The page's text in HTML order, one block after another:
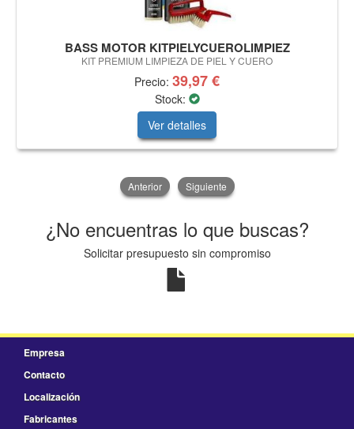
BASS MOTOR KITPIELYCUEROLIMPIEZ
KIT PREMIUM LIMPIEZA DE PIEL Y CUERO
Precio: 39,97 €
Stock:
Ver detalles
Anterior Siguiente
¿No encuentras lo que buscas?
Solicitar presupuesto sin compromiso
Empresa
Contacto
Localización
Fabricantes